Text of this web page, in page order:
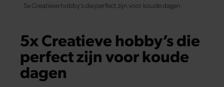
5x Creatieve hobby’s die perfect zijn voor koude dagen
5x Creatieve hobby’s die
perfect zijn voor koude
dagen